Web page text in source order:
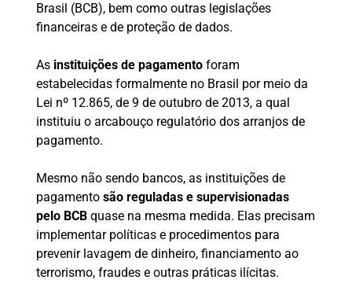
Brasil (BCB), bem como outras legislações
financeiras e de proteção de dados.
Asinstituições de pagamentoforam
estabelecidas formalmente no Brasil por meio da
Lei nº 12.865, de 9 de outubro de 2013, a qual
instituiu o arcabouço regulatório dos arranjos de
pagamento.
Mesmo não sendo bancos, as instituições de
pagamento são reguladas e supervisionadas
pelo BCBquase na mesma medida. Elas precisam
implementar políticas e procedimentos para
prevenir lavagem de dinheiro, financiamento ao
terrorismo, fraudes e outras práticas ilícitas.